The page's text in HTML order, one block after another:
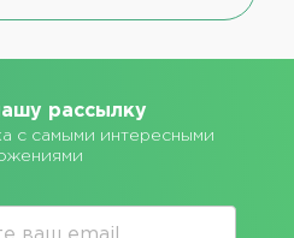
рассылку
с самыми интересными